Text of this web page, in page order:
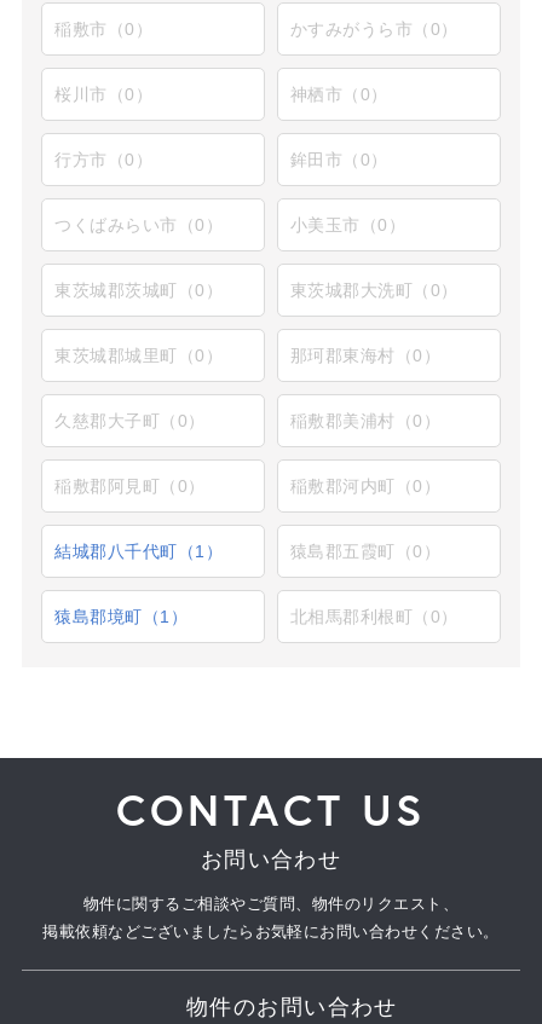
稲敷市（0） かすみがうら市（0）
桜川市（0） 神栖市（0）
行方市（0） 鉾田市（0）
つくばみらい市（0） 小美玉市（0）
東茨城郡茨城町（0） 東茨城郡大洗町（0）
東茨城郡城里町（0） 那珂郡東海村（0）
久慈郡大子町（0） 稲敷郡美浦村（0）
稲敷郡阿見町（0） 稲敷郡河内町（0）
結城郡八千代町（1） 猿島郡五霞町（0）
猿島郡境町（1） 北相馬郡利根町（0）
CONTACT US
お問い合わせ
物件に関するご相談やご質問、物件のリクエスト、
掲載依頼などございましたらお気軽にお問い合わせください。
物件のお問い合わせ